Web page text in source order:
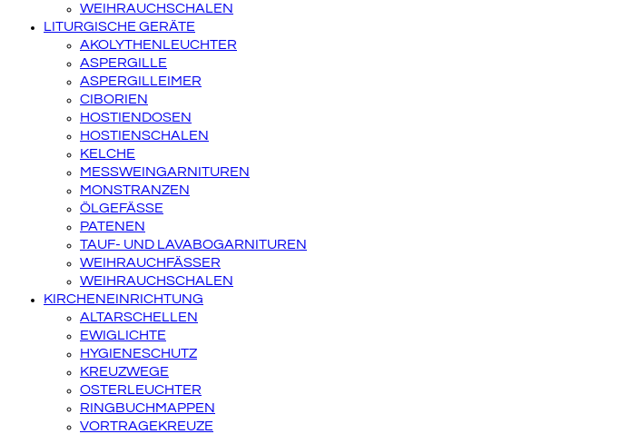
WEIHRAUCHSCHALEN
LITURGISCHE GERÄTE
AKOLYTHENLEUCHTER
ASPERGILLE
ASPERGILLEIMER
CIBORIEN
HOSTIENDOSEN
HOSTIENSCHALEN
KELCHE
MESSWEINGARNITUREN
MONSTRANZEN
ÖLGEFÄSSE
PATENEN
TAUF- UND LAVABOGARNITUREN
WEIHRAUCHFÄSSER
WEIHRAUCHSCHALEN
KIRCHENEINRICHTUNG
ALTARSCHELLEN
EWIGLICHTE
HYGIENESCHUTZ
KREUZWEGE
OSTERLEUCHTER
RINGBUCHMAPPEN
VORTRAGEKREUZE